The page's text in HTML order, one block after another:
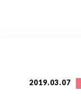
2019.03.07